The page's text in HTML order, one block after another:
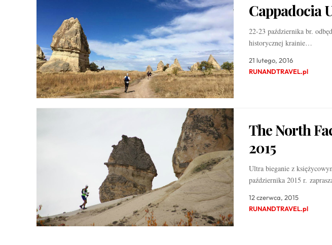
Cappadocia
22-23 października br.
historycznej krainie…
21 lutego, 2016
RUNANDTRAVEL.pl
The North
2015
Ultra bieganie z
października 2015 r.
12 czerwca, 2015
RUNANDTRAVEL.pl